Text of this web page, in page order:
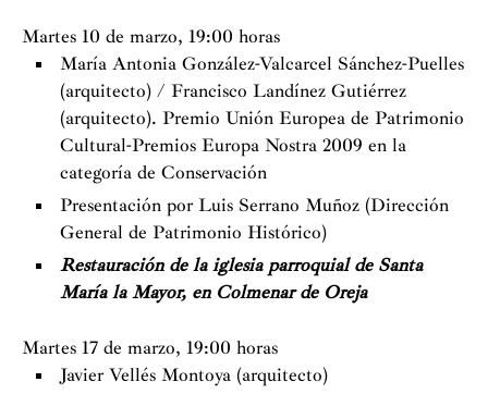
Martes 10 de marzo, 19:00 horas
María Antonia González-Valcarcel Sánchez-Puelles
(arquitecto) / Francisco Landínez Gutiérrez
(arquitecto). Premio Unión Europea de Patrimonio
Cultural-Premios Europa Nostra 2009 en la
categoría de Conservación
Presentación por Luis Serrano Muñoz (Dirección
General de Patrimonio Histórico)
Restauración de la iglesia parroquial de Santa
María la Mayor, en Colmenar de Oreja
Martes 17 de marzo, 19:00 horas
Javier Vellés Montoya (arquitecto)